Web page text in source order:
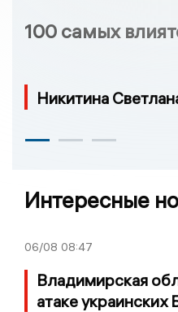
100 самых
Никитина
Интересные
06/08 08:47
Владимирская
атаке